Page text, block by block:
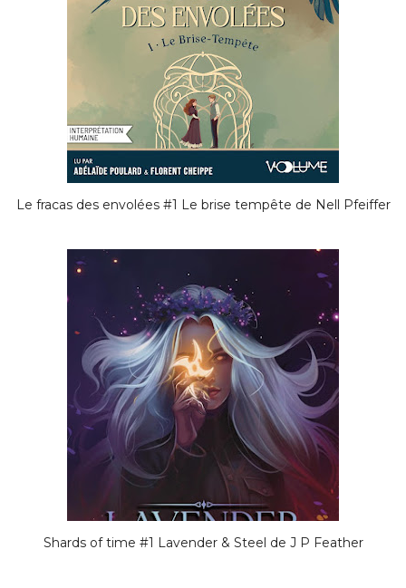
Le fracas des envolées #1 Le brise tempête de Nell Pfeiffer
Shards of time #1 Lavender & Steel de J P Feather